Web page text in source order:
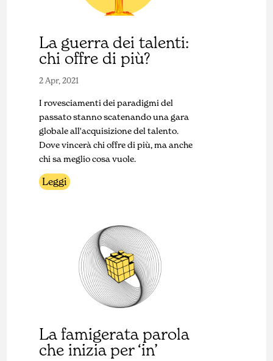
La guerra dei talenti:
chi offre di più?
2 Apr, 2021
I rovesciamenti dei paradigmi del
passato stanno scatenando una gara
globale all'acquisizione del talento.
Dove vincerà chi offre di più, ma anche
chi sa meglio cosa vuole.
Leggi
La famigerata parola
che inizia per ‘in’